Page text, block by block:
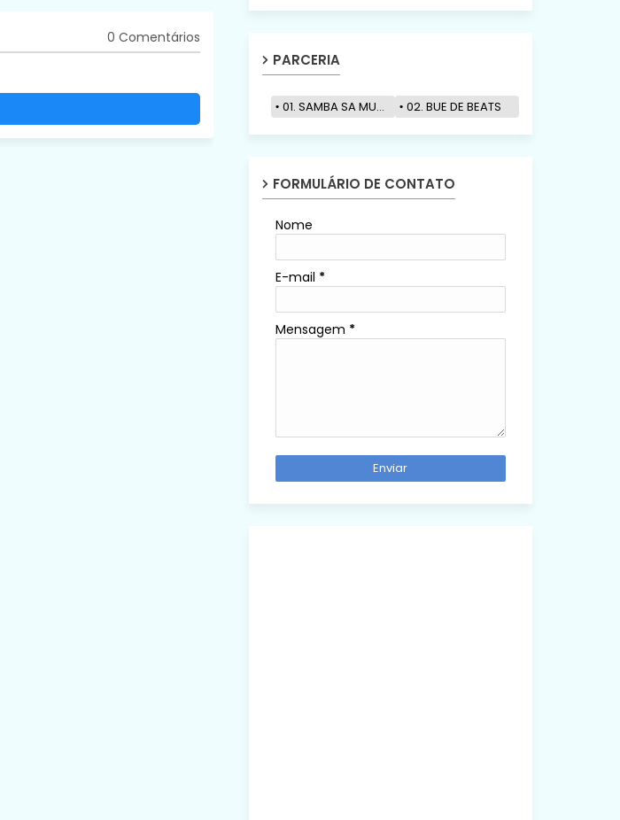
0 Comentários
PARCERIA
01. SAMBA SA MUZIK 02. BUE DE BEATS
FORMULÁRIO DE CONTATO
Nome
E-mail *
Mensagem *